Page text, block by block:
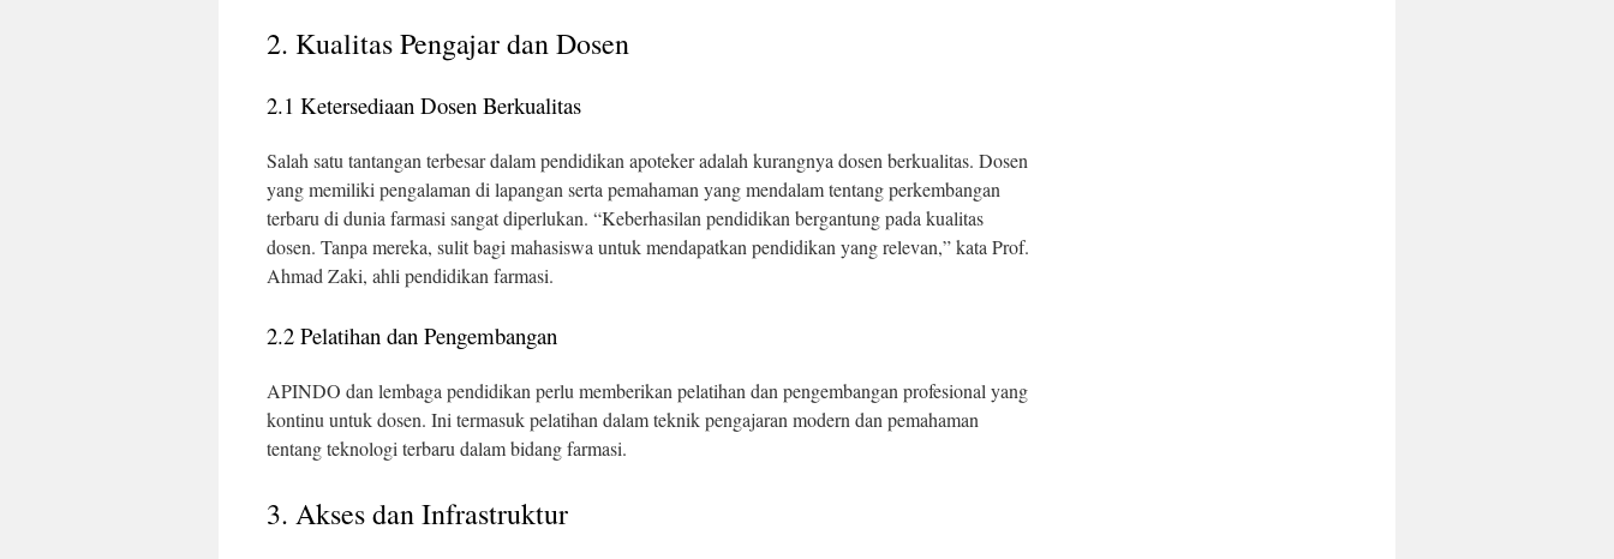
2. Kualitas Pengajar dan Dosen
2.1 Ketersediaan Dosen Berkualitas
Salah satu tantangan terbesar dalam pendidikan apoteker adalah kurangnya dosen berkualitas. Dosen
yang memiliki pengalaman di lapangan serta pemahaman yang mendalam tentang perkembangan
terbaru di dunia farmasi sangat diperlukan. “Keberhasilan pendidikan bergantung pada kualitas
dosen. Tanpa mereka, sulit bagi mahasiswa untuk mendapatkan pendidikan yang relevan,” kata Prof.
Ahmad Zaki, ahli pendidikan farmasi.
2.2 Pelatihan dan Pengembangan
APINDO dan lembaga pendidikan perlu memberikan pelatihan dan pengembangan profesional yang
kontinu untuk dosen. Ini termasuk pelatihan dalam teknik pengajaran modern dan pemahaman
tentang teknologi terbaru dalam bidang farmasi.
3. Akses dan Infrastruktur